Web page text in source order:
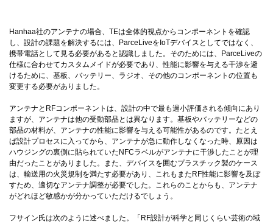
Hanhaa社のアンテナの場合、TEは全体的視点からコンポーネントを確認
し、設計の課題を解決するには、ParceLiveをIoTデバイスとしてではなく、
携帯電話として見る必要があると認識しました。そのためには、ParceLiveの
仕様に合わせてカスタムメイドが必要であり、性能に影響を与える干渉を避
けるために、基板、バッテリー、ラジオ、その他のコンポーネントの位置も
変更する必要がありました。
アンテナとRFコンポーネントは、設計の中で最も過小評価される傾向にあり
ますが、アンテナは他の受動部品とは異なります。基板やバッテリーなどの
部品の材料が、アンテナの性能に影響を与える可能性があるのです。たとえ
ば設計プロセスに入ってから、アンテナが急に動作しなくなった時、原因は
ハウジングの裏側に貼られていたNFCラベルがアンテナに干渉したことが理
由だったことがありました。また、デバイスを囲むプラスチック製のケース
は、輸送用の火災規制を満たす必要があり、これもまたRF性能に影響を及ぼ
すため、適切なアンテナ調整が必要でした。これらのことからも、アンテナ
がどれほど敏感かが分かっていただけるでしょう。
フサイン氏は次のように述べました。「RF設計が科学と同じくらい芸術の域